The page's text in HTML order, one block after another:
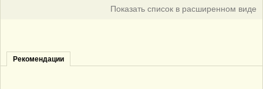
Показать список в расширенном виде
Рекомендации